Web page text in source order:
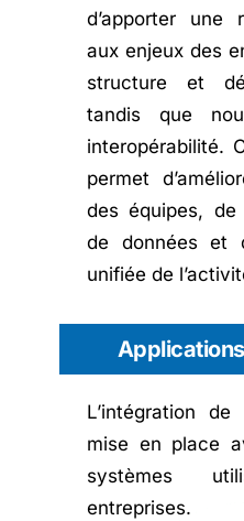
d’apporter une
aux enjeux des
structure et
tandis que
interopérabilité.
permet
des équipes,
de données et
unifiée de
L’intégration
mise en place
systèmes
entreprises.